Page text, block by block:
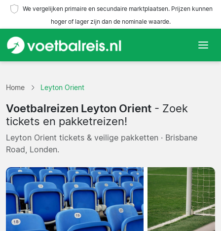
We vergelijken primaire en secundaire marktplaatsen. Prijzen kunnen
hoger of lager zijn dan de nominale waarde.
Teams
Competities
Reisorganisaties
Home Leyton Orient
Voetbalreizen Leyton Orient - Zoek
tickets en pakketreizen!
Leyton Orient tickets & veilige pakketten · Brisbane
Road, Londen.